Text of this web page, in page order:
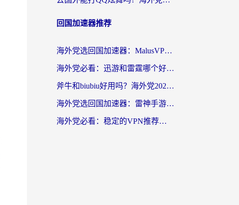
回国加速器推荐
海外党选回国加速器：MalusVPN好用吗？和快帆VPN哪个好？附真实对比与避坑指南
海外党必看：迅游和雷霆哪个好？3分钟教你选对回国加速器，无缝刷国内剧玩手游
斧牛和biubiu好用吗？海外党2026亲测回国加速器指南，附番茄加速器深度体验
海外党选回国加速器：雷神手游和洞见哪个好？附iPhone免费VPN推荐及ChickCNUfunR实测
海外党必看：稳定的VPN推荐及回国加速器选择全攻略——告别地域限制，轻松刷国内资源